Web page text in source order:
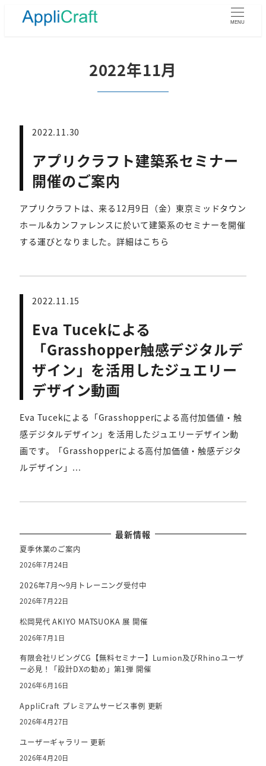
MENU
2022年11月
2022.11.30
アプリクラフト建築系セミナー
開催のご案内
アプリクラフトは、来る12月9日（金）東京ミッドタウン
ホール&カンファレンスに於いて建築系のセミナーを開催
する運びとなりました。詳細はこちら
2022.11.15
Eva Tucekによる
「Grasshopper触感デジタルデ
ザイン」を活用したジュエリー
デザイン動画
Eva Tucekによる「Grasshopperによる高付加価値・触
感デジタルデザイン」を活用したジュエリーデザイン動
画です。「Grasshopperによる高付加価値・触感デジタ
ルデザイン」...
最新情報
夏季休業のご案内
2026年7月24日
2026年7月～9月トレーニング受付中
2026年7月22日
松岡晃代 AKIYO MATSUOKA 展 開催
2026年7月1日
有限会社リビングCG【無料セミナー】Lumion及びRhinoユーザ
ー必見！「設計DXの勧め」第1弾 開催
2026年6月16日
AppliCraft プレミアムサービス事例 更新
2026年4月27日
ユーザーギャラリー 更新
2026年4月20日